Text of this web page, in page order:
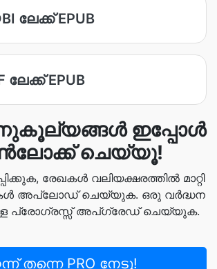
ലേക്ക് EPUB
ലേക്ക് EPUB
ഇപ്പോൾ
ചെയ്യൂ!
രേഖകള്‍ വലിയക്ഷരത്തില്‍ മാറ്റി
അപ്‌ലോഡ് ചെയ്യുക. ഒരു വർദ്ധന
പ്രോഗ്രസ്സ് അപ്ഗ്രേഡ് ചെയ്യുക.
തന്നെ PRO നേടൂ!